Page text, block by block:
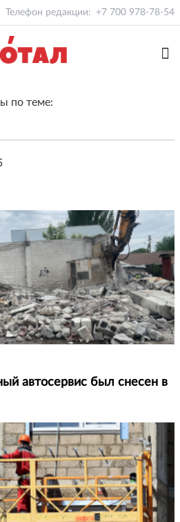
Телефон редакции: +7 700 978-78-54
по теме:
автосервис был снесен в